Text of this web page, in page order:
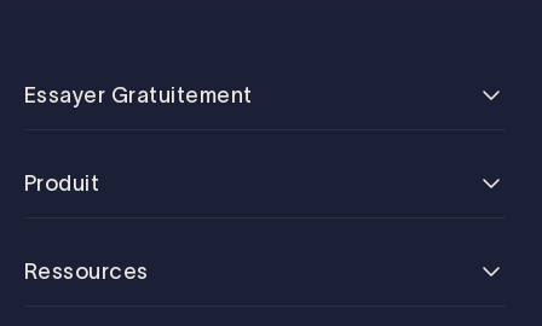
Essayer Gratuitement
Produit
Ressources